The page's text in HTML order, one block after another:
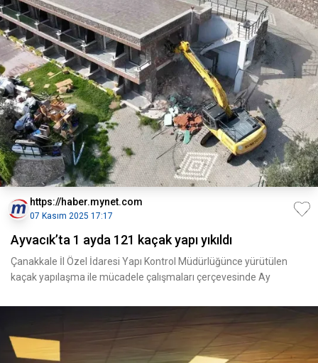
https://haber.mynet.com
07 Kasım 2025 17:17
Ayvacık’ta 1 ayda 121 kaçak yapı yıkıldı
Çanakkale İl Özel İdaresi Yapı Kontrol Müdürlüğünce yürütülen
kaçak yapılaşma ile mücadele çalışmaları çerçevesinde Ay